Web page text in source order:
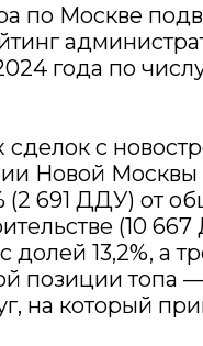
по Москве
года по
сделок с
Новой
(2 691 ДДУ) от
(10
13,2%, а
позиции топа
на который